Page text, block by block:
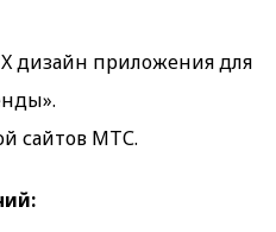
дизайн приложения для
сайтов МТС.